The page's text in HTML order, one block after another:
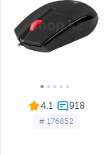
4.1
# 176852